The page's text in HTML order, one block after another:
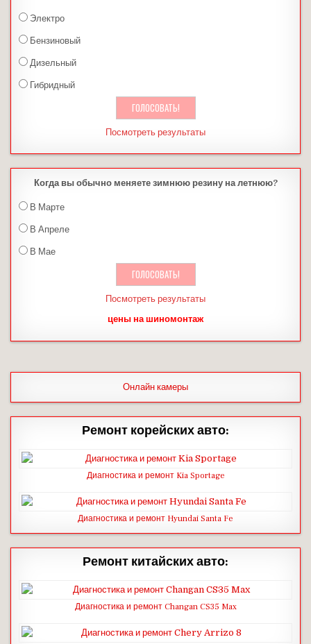
Электро
Бензиновый
Дизельный
Гибридный
Посмотреть результаты
Когда вы обычно меняете зимнюю резину на летнюю?
В Марте
В Апреле
В Мае
Посмотреть результаты
цены на шиномонтаж
Онлайн камеры
Ремонт корейских авто:
Диагностика и ремонт Kia Sportage
Диагностика и ремонт Hyundai Santa Fe
Ремонт китайских авто:
Диагностика и ремонт Changan CS35 Max